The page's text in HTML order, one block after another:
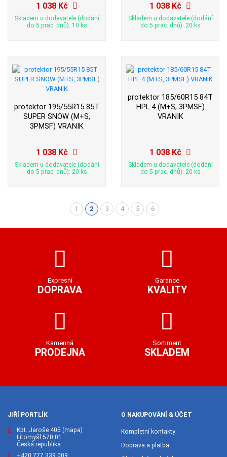
1 038 Kč
Skladem u dodavatele (dodání
do 5 prac. dnů): 10 ks
1 038 Kč
Skladem u dodavatele (dodání
do 5 prac. dnů): 20 ks
protektor 195/55R15 85T
SUPER SNOW (M+S,
3PMSF) VRANIK
1 038 Kč
Skladem u dodavatele (dodání
do 5 prac. dnů): 20 ks
protektor 185/60R15 84T
HPL 4 (M+S, 3PMSF)
VRANIK
1 038 Kč
Skladem u dodavatele (dodání
do 5 prac. dnů): 20 ks
1 2(aktuální)
3 4 5 6
Expresní
DOPRAVA
Garance
KVALITY
Kamenná
PRODEJNA
Sortiment
SKLADEM
JIŘÍ PORTLÍK
Kpt. Jaroše 405 (mapa)
Litomyšl 570 01
Česká republika
+420 777 339 009
O NAKUPOVÁNÍ & ÚČET
Kompletní kontakty
Doprava a platba